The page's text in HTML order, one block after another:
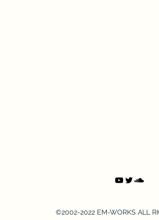
©2002-2022 EM-WORKS ALL